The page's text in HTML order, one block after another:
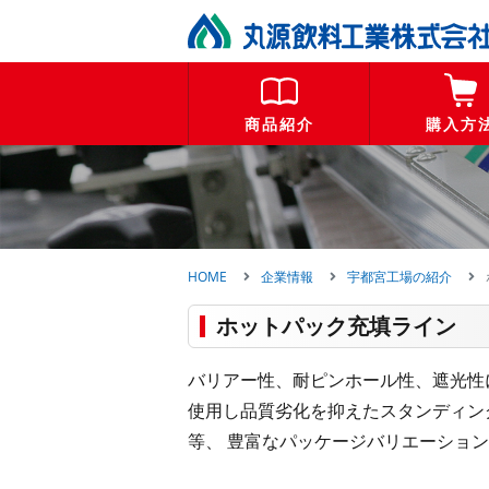
商品紹介 購入方
HOME 企業情報 宇都宮工場の紹介
ホットパック充填ライン
バリアー性、耐ピンホール性、遮光
使用し品質劣化を抑えたスタンディ
等、 豊富なパッケージバリエーショ